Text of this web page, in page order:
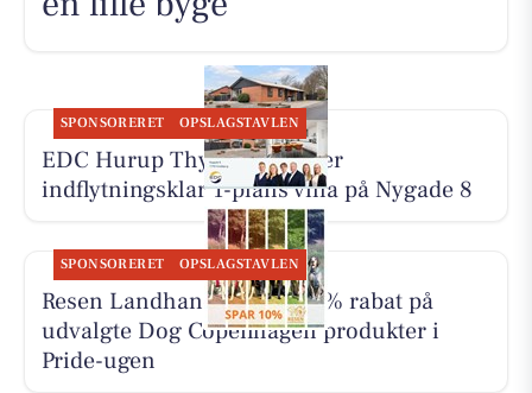
SPONSORERET OPSLAGSTAVLEN
EDC Hurup Thy præsenterer
indflytningsklar 1-plans villa på Nygade 8
SPONSORERET OPSLAGSTAVLEN
Resen Landhandel giver 10% rabat på
udvalgte Dog Copenhagen produkter i
Pride-ugen